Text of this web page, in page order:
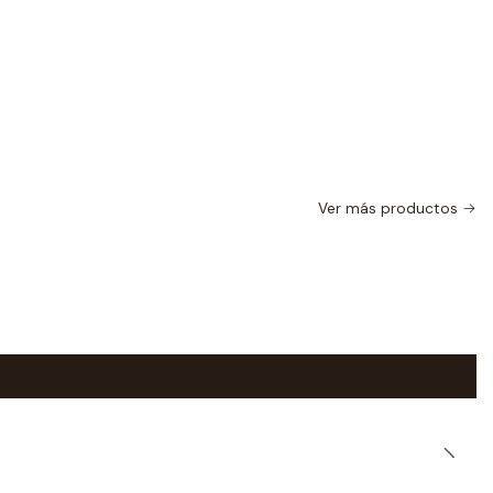
Ver más productos